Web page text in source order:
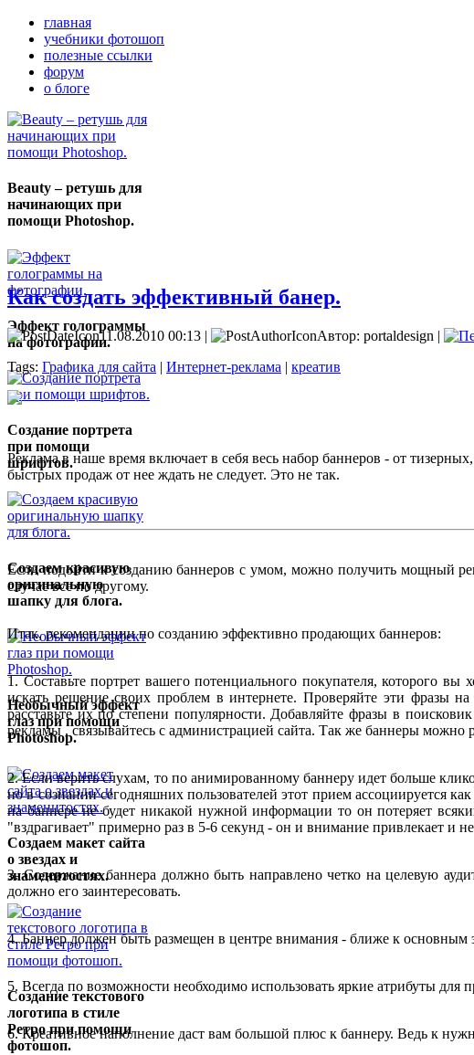
главная
учебники фотошоп
полезные ссылки
форум
о блоге
Beauty – ретушь для
начинающих при
помощи Photoshop.
Эффект голограммы
на фотографии.
Создание портрета
при помощи
шрифтов.
Создаем красивую
оригинальную
шапку для блога.
Необычный эффект
глаз при помощи
Photoshop.
Создаем макет сайта
о звездах и
знаменитостях.
Создание текстового
логотипа в стиле
Ретро при помощи
фотошоп.
Как создать эффективный банер.
11.08.2010 00:13 |
Автор: portaldesign |
Tags: Графика для сайта | Интернет-реклама | креатив
Реклама в наше время включает в себя весь набор баннеров - от
быстрых продаж от нее ждать не следует. Это не так.
Если подойти к созданию баннеров с умом, можно получить мощный
случае все по другому.
Итак, рекомендации по созданию эффективно продающих баннеров:
1. Составьте портрет вашего потенциального покупателя, которого
искать решение своих проблем в интернете. Проверяйте эти фразы
расставьте их по степени популярности. Добавляйте фразы в
рекламы , связывайтесь с администрацией сайта. Так же баннеры можно
2. Если верить слухам, то по анимированному баннеру идет больше
но в сознании сегодняшних пользователей этот прием ассоциируется
на баннере не будет никакой нужной информации то он потеряет
"вздрагивает" примерно раз в 5-6 секунд - он и внимание привлекает и
3. Содержание баннера должно быть направлено четко на целевую
должно его заинтересовать.
4. Баннер должен быть размещен в центре внимания - ближе к основным
5. Всегда по возможности необходимо использовать яркие атрибуты
6. Креативное наполнение даст вам большой плюс к баннеру. Ведь к